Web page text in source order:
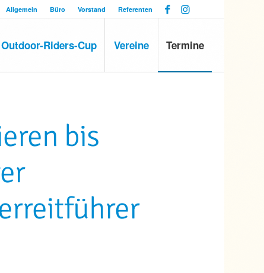
Allgemein Büro Vorstand Referenten
Outdoor-Riders-Cup Vereine Termine
bis